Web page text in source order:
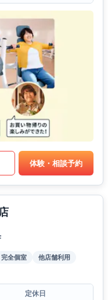
体験・相談予約
完全個室
他店舗利用
定休日